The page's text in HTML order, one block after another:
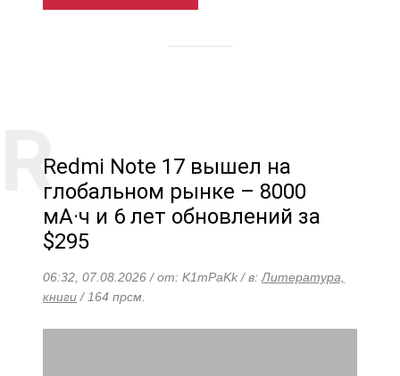
Redmi Note 17 вышел на
глобальном рынке – 8000
мА·ч и 6 лет обновлений за
$295
06:32, 07.08.2026 / от: K1mPaKk / в: Литература,
книги / 164 прсм.